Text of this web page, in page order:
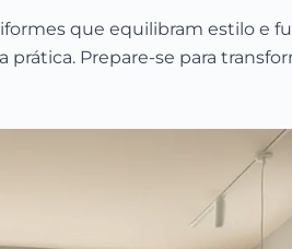
que equilibram estilo e
prática. Prepare-se para